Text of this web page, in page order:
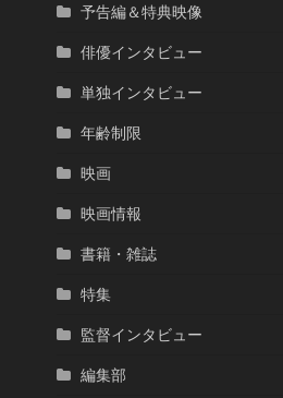
予告編＆特典映像
俳優インタビュー
単独インタビュー
年齢制限
映画
映画情報
書籍・雑誌
特集
監督インタビュー
編集部